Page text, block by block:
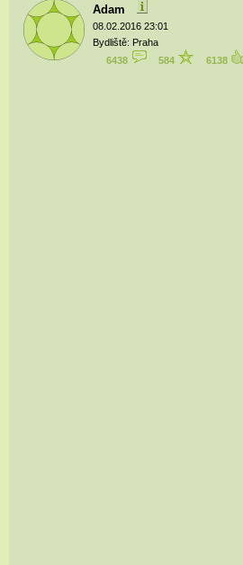
Adam
08.02.2016 23:01
Bydliště: Praha
6438
584 6138